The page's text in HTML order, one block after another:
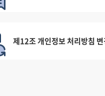
제12조 개인정보 처리방침 변